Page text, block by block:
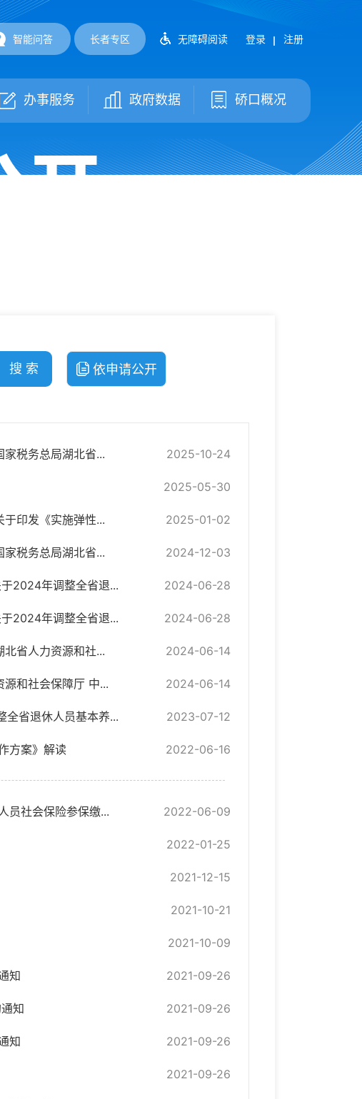
长者专区 无障碍阅读 登录 注册
智能问答
办事服务 政府数据 硚口概况
搜 索 依申请公开
税务总局湖北省... 2025-10-24
2025-05-30
印发《实施弹性... 2025-01-02
税务总局湖北省... 2024-12-03
2024年调整全省退... 2024-06-28
2024年调整全省退... 2024-06-28
省人力资源和社... 2024-06-14
和社会保障厅 中... 2024-06-14
省退休人员基本养... 2023-07-12
方案》解读 2022-06-16
员社会保险参保缴... 2022-06-09
2022-01-25
2021-12-15
2021-10-21
2021-10-09
知 2021-09-26
知 2021-09-26
知 2021-09-26
2021-09-26